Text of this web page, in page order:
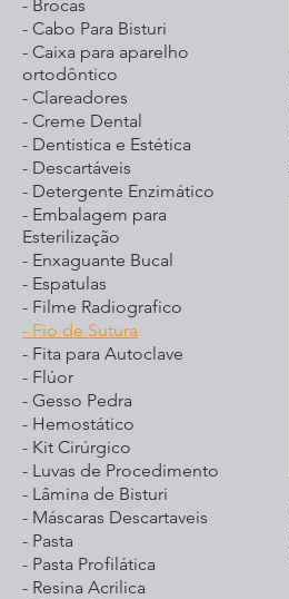
- Brocas
- Cabo Para Bisturi
- Caixa para aparelho
ortodôntico
- Clareadores
- Creme Dental
- Dentistica e Estética
- Descartáveis
- Detergente Enzimático
- Embalagem para
Esterilização
- Enxaguante Bucal
- Espatulas
- Filme Radiografico
- Fio de Sutura
- Fita para Autoclave
- Flúor
- Gesso Pedra
- Hemostático
- Kit Cirúrgico
- Luvas de Procedimento
- Lâmina de Bisturi
- Máscaras Descartaveis
- Pasta
- Pasta Profilática
- Resina Acrilica